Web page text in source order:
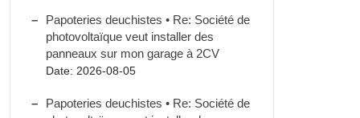
Papoteries deuchistes • Re: Société de
photovoltaïque veut installer des
panneaux sur mon garage à 2CV
Date: 2026-08-05
Papoteries deuchistes • Re: Société de